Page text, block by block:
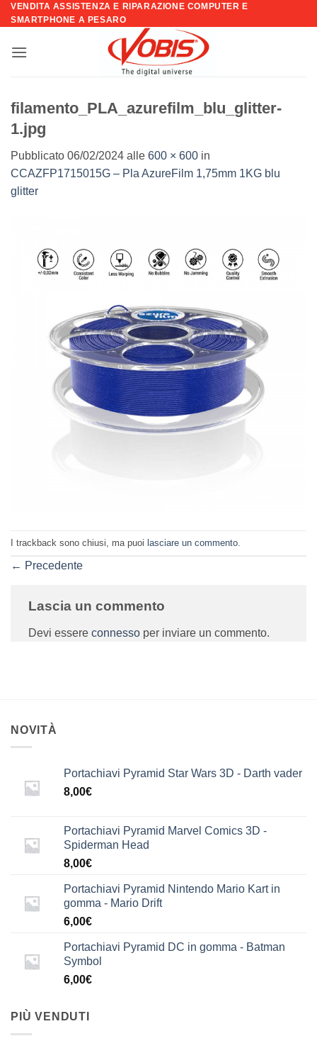
Salta
ai
VENDITA ASSISTENZA E RIPARAZIONE COMPUTER E
SMARTPHONE A PESARO
filamento_PLA_azurefilm_blu_glitter-
1.jpg
Pubblicato 06/02/2024 alle 600 × 600 in
CCAZFP1715015G – Pla AzureFilm 1,75mm 1KG blu
glitter
I trackback sono chiusi, ma puoi lasciare un commento
← Precedente
Lascia un commento
Devi essere connesso per inviare un commento.
NOVITÀ
Portachiavi Pyramid Star Wars 3D - Darth vader
8,00€
Portachiavi Pyramid Marvel Comics 3D -
Spiderman Head
8,00€
Portachiavi Pyramid Nintendo Mario Kart in
gomma - Mario Drift
6,00€
Portachiavi Pyramid DC in gomma - Batman
Symbol
6,00€
PIÙ VENDUTI